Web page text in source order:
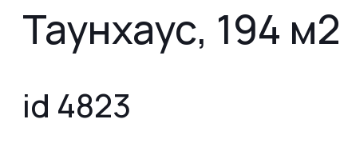
Таунхаус, 194
id 4823